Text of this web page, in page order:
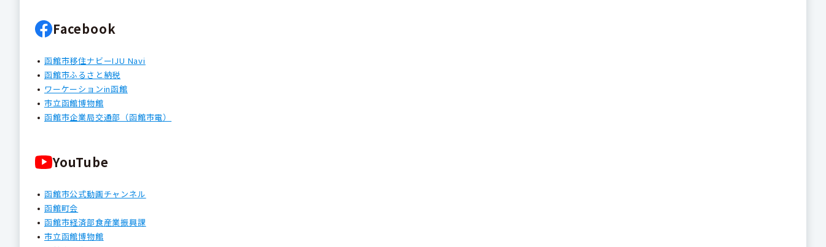
Facebook
函館市移住ナビーIJU Navi
函館市ふるさと納税
ワーケーションin函館
市立函館博物館
函館市企業局交通部（函館市電）
YouTube
函館市公式動画チャンネル
函館町会
函館市経済部食産業振興課
市立函館博物館